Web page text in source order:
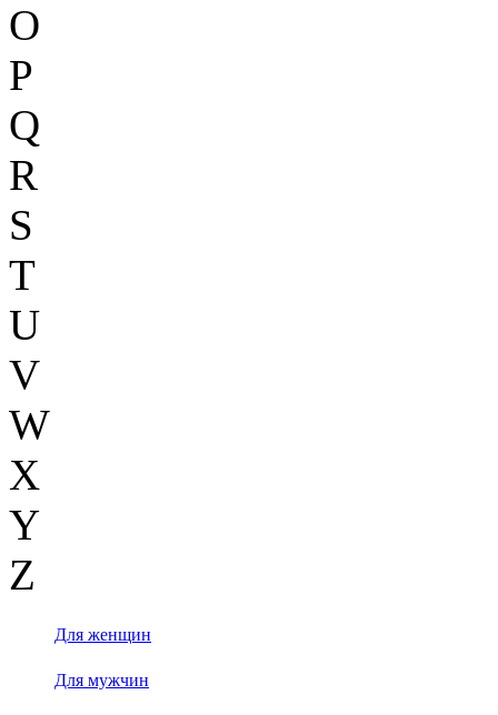
O
P
Q
R
S
T
U
V
W
X
Y
Z
Для женщин
Для мужчин